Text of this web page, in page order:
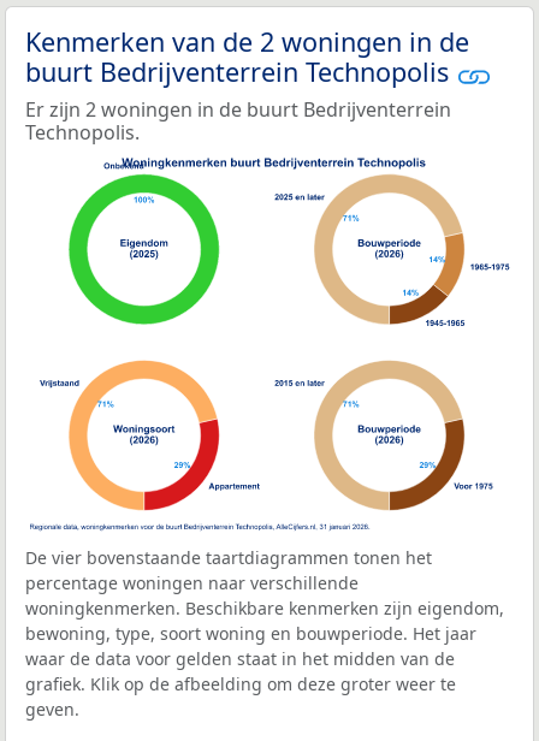
Kenmerken van de 2 woningen in de
buurt Bedrijventerrein Technopolis
Er zijn 2 woningen in de buurt Bedrijventerrein
Technopolis.
De vier bovenstaande taartdiagrammen tonen het
percentage woningen naar verschillende
woningkenmerken. Beschikbare kenmerken zijn eigendom,
bewoning, type, soort woning en bouwperiode. Het jaar
waar de data voor gelden staat in het midden van de
grafiek. Klik op de afbeelding om deze groter weer te
geven.